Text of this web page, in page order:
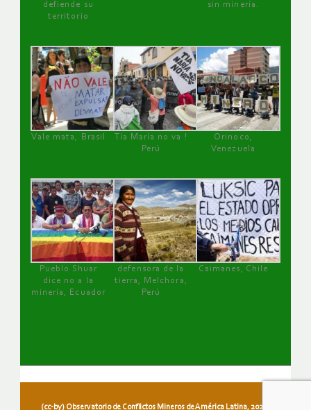
defiende su
territorio
sin minería.
Vale mata, Brasil
Tía María no va !
Perú
Orinoco,
Venezuela
Pueblo Shuar
dice no a la
minería, Ecuador
defensora de la
tierra, Melchora,
Perú
Caimanes, Chile
(cc-by) Observatorio de Conflictos Mineros de América Latina, 2026